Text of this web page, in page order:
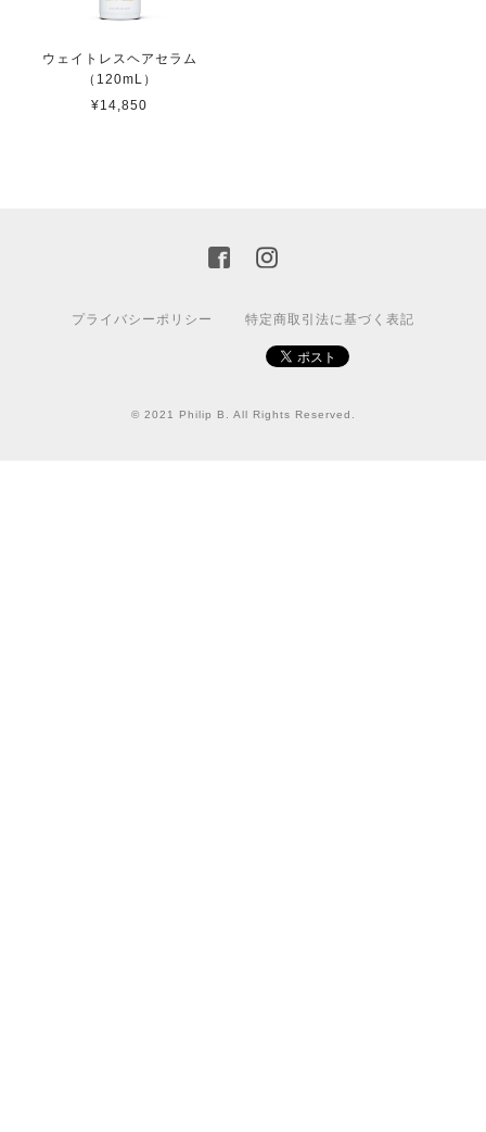
ウェイトレスヘアセラム
（120mL）
¥14,850
プライバシーポリシー 特定商取引法に基づく表記
© 2021 Philip B. All Rights Reserved.